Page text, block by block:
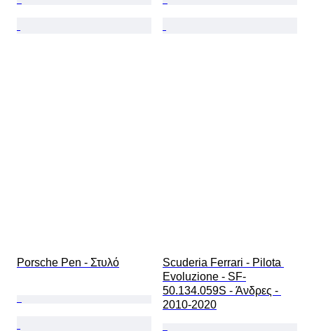
Porsche Pen - Στυλό
Scuderia Ferrari - Pilota
Evoluzione - SF-
50.134.059S - Άνδρες -
2010-2020